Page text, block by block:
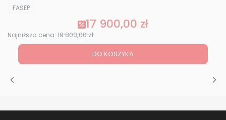
PRODUCENT
FASEP
Cena promocyjna
17 900,00 zł
Najniższa cena: 19 803,00 zł
DO KOSZYKA